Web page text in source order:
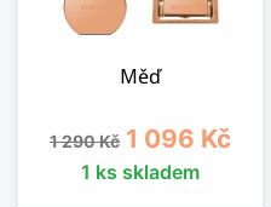
Měď
Běžná cena
1 290 Kč Cena
1 096 Kč
1 ks skladem